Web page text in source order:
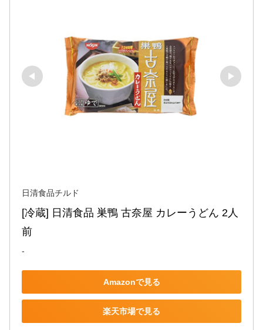
日清食品チルド
[冷蔵] 日清食品 巣鴨 古奈屋 カレーうどん 2人
前
-
Amazonで見る
楽天市場で見る